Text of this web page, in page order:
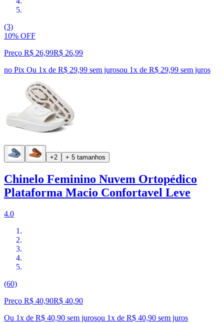
(3)
10% OFF
Preço R$ 26,99R$ 26,99
no Pix Ou 1x de R$ 29,99 sem jurosou 1x de R$ 29,99 sem juros
+2 + 5 tamanhos
Chinelo Feminino Nuvem Ortopédico
Plataforma Macio Confortavel Leve
4.0
(60)
Preço R$ 40,90R$ 40,90
Ou 1x de R$ 40,90 sem jurosou 1x de R$ 40,90 sem juros